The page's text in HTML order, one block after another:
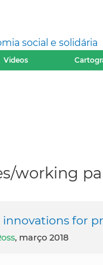
social e solidária
Videos
working
for
, março 2018